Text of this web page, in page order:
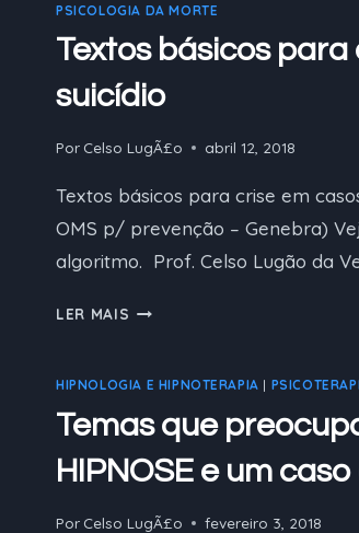
COM
FAMÍLIAS
PSICOLOGIA DA MORTE
Textos básicos para
suicídio
Por Celso LugÃ£o abril 12, 2018
Textos básicos para crise em
OMS p/ prevenção – Genebra)
algoritmo. Prof. Celso Lugão da
LER MAIS TEXTOS
CRISE
EM
CASOS
DE
HIPNOLOGIA E HIPNOTERAPIA |
Temas que
HIPNOSE e um
Por Celso LugÃ£o fevereiro 3, 2018